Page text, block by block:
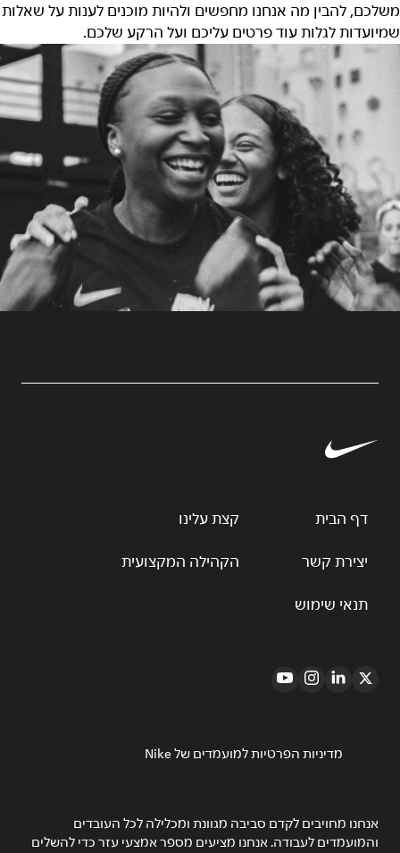
משלכם, להבין מה אנחנו מחפשים ולהיות מוכנים לענות על שאלות
שמיועדות לגלות עוד פרטים עליכם ועל הרקע שלכם.
דף הבית קצת עלינו
יצירת קשר הקהילה המקצועית
תנאי שימוש
מדיניות הפרטיות למועמדים של Nike
אנחנו מחויבים לקדם סביבה מגוונת ומכלילה לכל העובדים
והמועמדים לעבודה. אנחנו מציעים מספר אמצעי עזר כדי להשלים